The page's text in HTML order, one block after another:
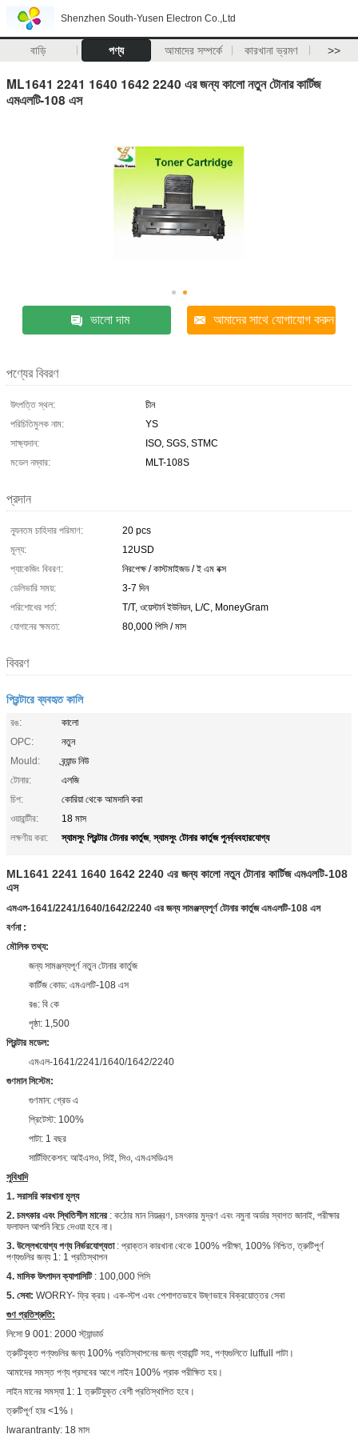
Shenzhen South-Yusen Electron Co.,Ltd
বাড়ি পণ্য আমাদের সম্পর্কে কারখানা ভ্রমণ >>
ML1641 2241 1640 1642 2240 এর জন্য কালো নতুন টোনার কার্টিজ
এমএলটি-108 এস
ভালো দাম আমাদের সাথে যোগাযোগ করুন
পণ্যের বিবরণ
উৎপত্তি স্থল:
চীন
পরিচিতিমুলক নাম:
YS
সাক্ষ্যদান:
ISO, SGS, STMC
মডেল নম্বার:
MLT-108S
প্রদান
ন্যূনতম চাহিদার পরিমাণ:
20 pcs
মূল্য:
12USD
প্যাকেজিং বিবরণ:
নিরপেক্ষ / কাস্টমাইজড / ই এম বক্স
ডেলিভারি সময়:
3-7 দিন
পরিশোধের শর্ত:
T/T, ওয়েস্টার্ন ইউনিয়ন, L/C, MoneyGram
যোগানের ক্ষমতা:
80,000 পিসি / মাস
বিবরণ
প্রিন্টারে ব্যবহৃত কালি
রঙ:
কালো
OPC:
নতুন
Mould:
ব্র্যান্ড নিউ
টোনার:
এলজি
চিপ:
কোরিয়া থেকে আমদানি করা
ওয়ারান্টীর:
18 মাস
লক্ষণীয় করা:
স্যামসুং প্রিন্টার টোনার কার্তুজ,স্যামসুং টোনার কার্তুজ পুনর্ব্যবহারযোগ্য
ML1641 2241 1640 1642 2240 এর জন্য কালো নতুন টোনার কার্টিজ এমএলটি-108
এস
এমএল-1641/2241/1640/1642/2240 এর জন্য সামঞ্জস্যপূর্ণ টোনার কার্তুজ এমএলটি-108 এস
বর্ণনা :
মৌলিক তথ্য:
জন্য সামঞ্জস্যপূর্ণ নতুন টোনার কার্তুজ
কার্টিজ কোড: এমএলটি-108 এস
রঙ: বি কে
পৃষ্ঠা: 1,500
প্রিন্টার মডেল:
এমএল-1641/2241/1640/1642/2240
গুণমান সিস্টেম:
গুণমান: গ্রেড এ
প্রিটেস্ট: 100%
পাটা: 1 বছর
সার্টিফিকেশন: আইএসও, সিই, সিও, এমএসডিএস
সুবিধাদি
1. সরাসরি কারখানা মূল্য
2. চমৎকার এবং স্থিতিশীল মানের: কঠোর মান নিয়ন্ত্রণ, চমৎকার মুদ্রণ এবং নমুনা অর্ডার স্বাগত জানাই, পরীক্ষার
ফলাফল আপনি নিচে দেওয়া হবে না।
3. উল্লেখযোগ্য পণ্য নির্ভরযোগ্যতা: প্রাক্তন কারখানা থেকে 100% পরীক্ষা, 100% নিশ্চিত, ত্রুটিপূর্ণ
পণ্যগুলির জন্য 1: 1 প্রতিস্থাপন
4. মাসিক উৎপাদন ক্যাপাসিটি: 100,000 পিসি
5. সেবা: WORRY- ফ্রি ক্রয়। এক-স্টপ এবং পেশাগতভাবে উষ্ণভাবে বিক্রয়োত্তর সেবা
গুণ প্রতিশ্রুতি:
লিসো 9 001: 2000 স্ট্যান্ডার্ড
ত্রুটিযুক্ত পণ্যগুলির জন্য 100% প্রতিস্থাপনের জন্য গ্যারান্টি সহ, পণ্যগুলিতে luffull পাটা।
আমাদের সমস্ত পণ্য প্রসবের আগে লাইন 100% প্রাক পরীক্ষিত হয়।
লাইন মানের সমস্যা 1: 1 ত্রুটিযুক্ত বেশী প্রতিস্থাপিত হবে।
ত্রুটিপূর্ণ হার <1%।
lwarantranty: 18 মাস